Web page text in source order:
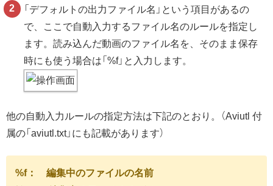
「デフォルトの出力ファイル名」という項目があるの
で、ここで自動入力するファイル名のルールを指定し
ます。読み込んだ動画のファイル名を、そのまま保存
時にも使う場合は「%f」と入力します。
他の自動入力ルールの指定方法は下記のとおり。（Aviutl 付
属の「aviutl.txt」にも記載があります）
%f： 編集中のファイルの名前